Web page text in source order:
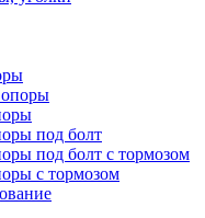
под болт
под болт с тормозом
с тормозом